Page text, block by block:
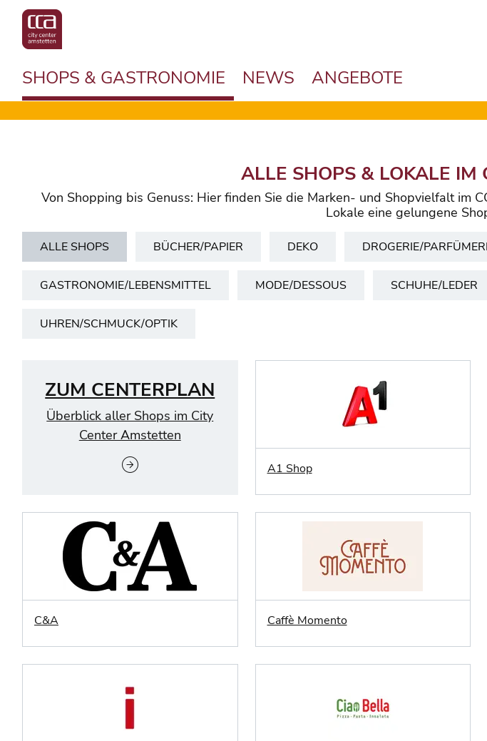
SHOPS & GASTRONOMIE NEWS ANGEBOTE
ALLE SHOPS & LOKALE IM
Von Shopping bis Genuss: Hier finden Sie die Marken- und Shopvielfalt im
Lokale eine gelungene
ALLE SHOPS BÜCHER/PAPIER DEKO DROGERIE/
GASTRONOMIE/LEBENSMITTEL MODE/DESSOUS SCHUHE/LEDER
UHREN/SCHMUCK/OPTIK
ZUM CENTERPLAN
Überblick aller Shops im City
Center Amstetten
A1 Shop
C&A Caffè Momento